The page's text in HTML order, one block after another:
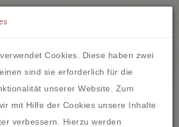
VON FRANKFURT
Cookies. Diese haben zwei
sind sie erforderlich für die
unserer Website. Zum
mit Hilfe der Cookies unsere Inhalte
verbessern. Hierzu werden